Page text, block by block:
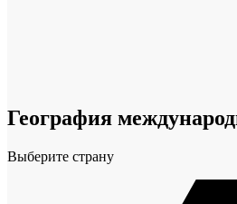
География
Выберите страну